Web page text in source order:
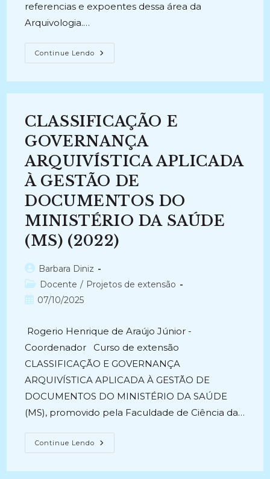
referencias e expoentes dessa área da
Arquivologia.…
Continue Lendo A
CLASSIFICAÇÃO
ARQUIVOS:
Discussão
Necessária
(2015
–
2017)
CLASSIFICAÇÃO E
GOVERNANÇA
ARQUIVÍSTICA APLICADA
À GESTÃO DE
DOCUMENTOS DO
MINISTÉRIO DA SAÚDE
(MS) (2022)
Autor
do
post:
Barbara Diniz
Categoria
do
Docente / Projetos de extensão
Post07/10/2025
Rogerio Henrique de Araújo Júnior -
Coordenador Curso de extensão
CLASSIFICAÇÃO E GOVERNANÇA
ARQUIVÍSTICA APLICADA À GESTÃO DE
DOCUMENTOS DO MINISTÉRIO DA SAÚDE
(MS), promovido pela Faculdade de Ciência da…
Continue Lendo CLASSIFICAÇÃO
E